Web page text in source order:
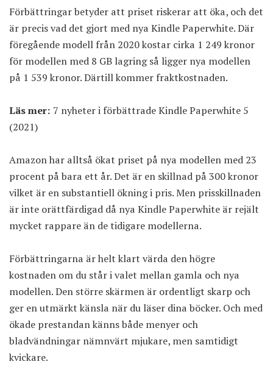
Förbättringar betyder att priset riskerar att öka, och det
är precis vad det gjort med nya Kindle Paperwhite. Där
föregående modell från 2020kostar cirka 1 249 kronor
för modellen med 8 GB lagring så ligger nya modellen
på 1 539 kronor. Därtill kommer fraktkostnaden.
Läs mer: 7 nyheter i förbättrade Kindle Paperwhite 5
(2021)
Amazon har alltså ökat priset på nya modellen med 23
procent på bara ett år. Det är en skillnad på 300 kronor
vilket är en substantiell ökning i pris. Men prisskillnaden
är inte orättfärdigad då nya Kindle Paperwhite är rejält
mycket rappare än de tidigare modellerna.
Förbättringarna är helt klart värda den högre
kostnaden om du står i valet mellan gamla och nya
modellen. Den större skärmen är ordentligt skarp och
ger en utmärkt känsla när du läser dina böcker. Och med
ökade prestandan känns både menyer och
bladvändningar nämnvärt mjukare, men samtidigt
kvickare.